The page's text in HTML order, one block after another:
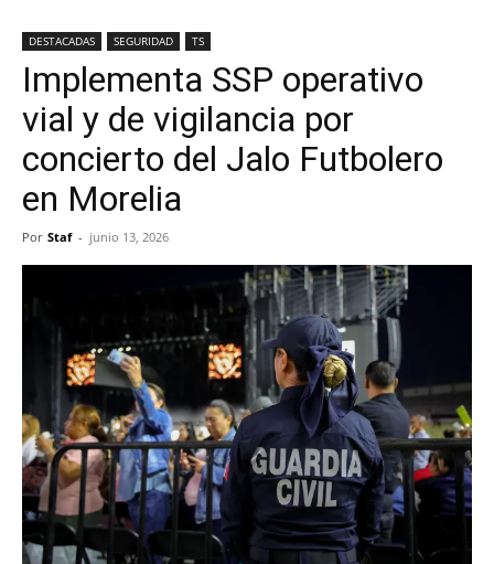
DESTACADAS SEGURIDAD TS
Implementa SSP operativo
vial y de vigilancia por
concierto del Jalo Futbolero
en Morelia
Por Staf - junio 13, 2026